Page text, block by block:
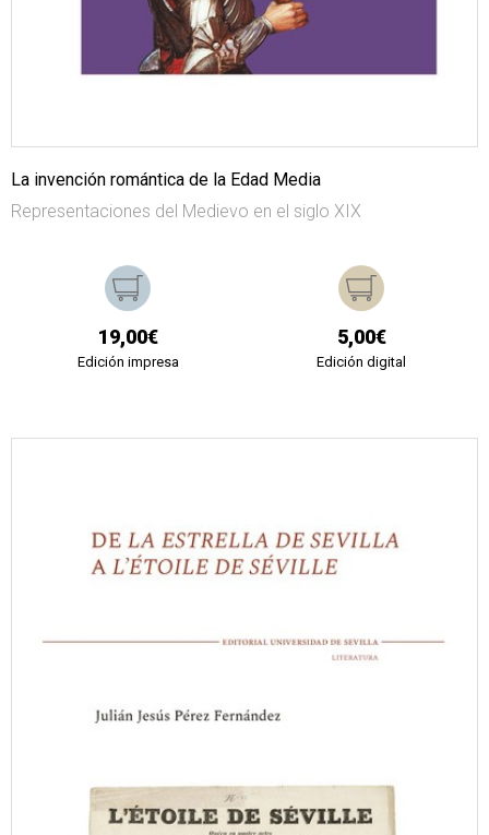
La invención romántica de la Edad Media
Representaciones del Medievo en el siglo XIX
19,00€
Edición impresa
5,00€
Edición digital